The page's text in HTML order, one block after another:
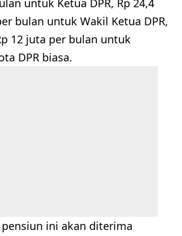
untuk Ketua DPR, Rp 24,4
bulan untuk Wakil Ketua DPR,
12 juta per bulan untuk
DPR biasa.
pensiun ini akan diterima